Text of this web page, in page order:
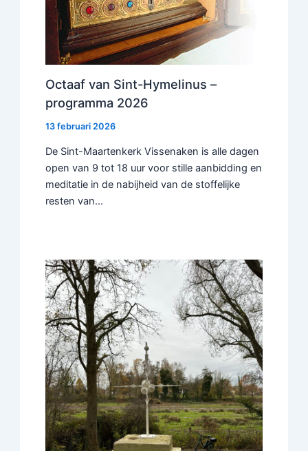
Octaaf van Sint-Hymelinus –
programma 2026
13 februari 2026
De Sint-Maartenkerk Vissenaken is alle dagen
open van 9 tot 18 uur voor stille aanbidding en
meditatie in de nabijheid van de stoffelijke
resten van…